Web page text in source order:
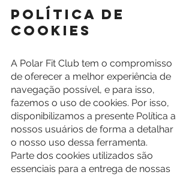
POLÍTICA DE
COOKIES
A Polar Fit Club tem o compromisso
de oferecer a melhor experiência de
navegação possível, e para isso,
fazemos o uso de cookies. Por isso,
disponibilizamos a presente Política a
nossos usuários de forma a detalhar
o nosso uso dessa ferramenta.
Parte dos cookies utilizados são
essenciais para a entrega de nossas